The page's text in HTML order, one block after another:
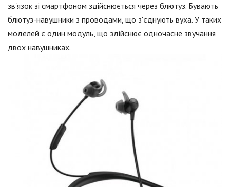
зв'язок зі смартфоном здійснюється через блютуз. Бувають
блютуз-навушники з проводами, що з'єднують вуха. У таких
моделей є один модуль, що здійснює одночасне звучання
двох навушниках.